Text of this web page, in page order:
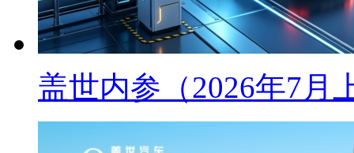
盖世内参（2026年7月